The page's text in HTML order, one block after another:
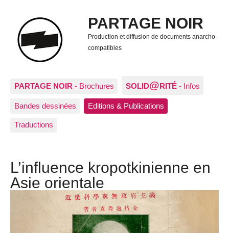
PARTAGE NOIR
Production et diffusion de documents anarcho-
compatibles
PARTAGE NOIR - Brochures SOLID@RITÉ - Infos
Bandes dessinées Editions & Publications
Traductions
L’influence kropotkinienne en
Asie orientale